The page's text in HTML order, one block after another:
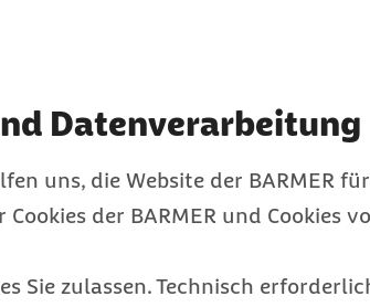
Datenverarbeitung
uns, die Website der BARMER
der BARMER und Cookies
Sie zulassen. Technisch
Barmer Bonus
lassen